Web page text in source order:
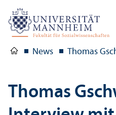
News Thomas
Thomas